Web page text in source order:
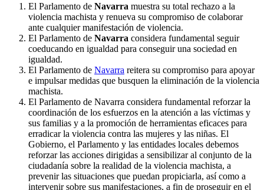
El Parlamento de Navarra muestra su total rechazo a la
violencia machista y renueva su compromiso de colaborar
ante cualquier manifestación de violencia.
El Parlamento de Navarra considera fundamental seguir
coeducando en igualdad para conseguir una sociedad en
igualdad.
El Parlamento de Navarra reitera su compromiso para apoyar
e impulsar medidas que busquen la eliminación de la violencia
machista.
El Parlamento de Navarra considera fundamental reforzar la
coordinación de los esfuerzos en la atención a las víctimas y
sus familias y a la promoción de herramientas eficaces para
erradicar la violencia contra las mujeres y las niñas. El
Gobierno, el Parlamento y las entidades locales debemos
reforzar las acciones dirigidas a sensibilizar al conjunto de la
ciudadanía sobre la realidad de la violencia machista, a
prevenir las situaciones que puedan propiciarla, así como a
intervenir sobre sus manifestaciones, a fin de proseguir en el